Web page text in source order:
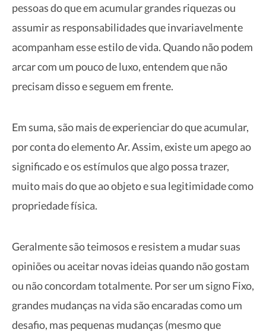
pessoas do que em acumular grandes riquezas ou
assumir as responsabilidades que invariavelmente
acompanham esse estilo de vida. Quando não podem
arcar com um pouco de luxo, entendem que não
precisam disso e seguem em frente.
Em suma, são mais de experienciar do que acumular,
por conta do elemento Ar. Assim, existe um apego ao
significado e os estímulos que algo possa trazer,
muito mais do que ao objeto e sua legitimidade como
propriedade física.
Geralmente são teimosos e resistem a mudar suas
opiniões ou aceitar novas ideias quando não gostam
ou não concordam totalmente. Por ser um signo Fixo,
grandes mudanças na vida são encaradas como um
desafio, mas pequenas mudanças (mesmo que